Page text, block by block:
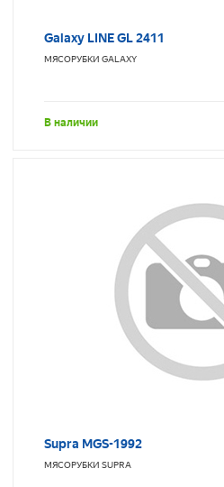
Galaxy LINE GL 2411
МЯСОРУБКИ GALAXY
В наличии
Supra MGS-1992
МЯСОРУБКИ SUPRA